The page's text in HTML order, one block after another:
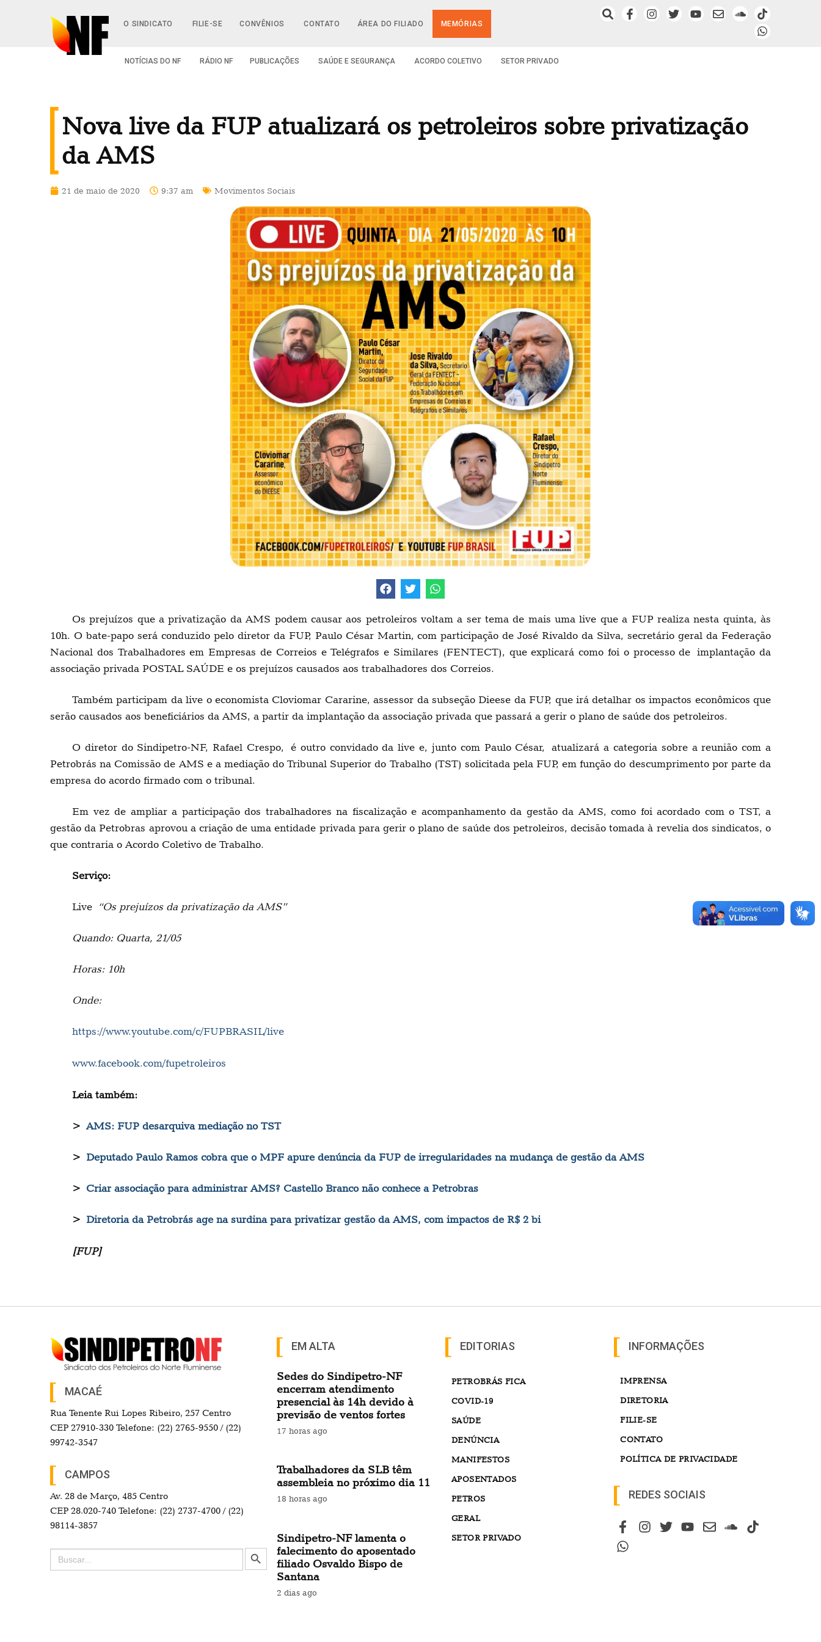
O SINDICATO FILIE-SE CONVÊNIOS CONTATO ÁREA DO FILIADO MEMÓRIAS
NOTÍCIAS DO NF RÁDIO NF PUBLICAÇÕES SAÚDE E SEGURANÇA ACORDO COLETIVO SETOR PRIVADO
Nova live da FUP atualizará os petroleiros sobre privatização
da AMS
21 de maio de 2020 9:37 am Movimentos Sociais
Os prejuízos que a privatização da AMS podem causar aos petroleiros voltam a ser tema de mais uma live que a FUP realiza nesta quinta, às
10h. O bate-papo será conduzido pelo diretor da FUP, Paulo César Martin, com participação de José Rivaldo da Silva, secretário geral da Federação
Nacional dos Trabalhadores em Empresas de Correios e Telégrafos e Similares (FENTECT), que explicará como foi o processo de implantação da
associação privada POSTAL SAÚDE e os prejuízos causados aos trabalhadores dos Correios.
Também participam da live o economista Cloviomar Cararine, assessor da subseção Dieese da FUP, que irá detalhar os impactos econômicos que
serão causados aos beneficiários da AMS, a partir da implantação da associação privada que passará a gerir o plano de saúde dos petroleiros.
O diretor do Sindipetro-NF, Rafael Crespo, é outro convidado da live e, junto com Paulo César, atualizará a categoria sobre a reunião com a
Petrobrás na Comissão de AMS e a mediação do Tribunal Superior do Trabalho (TST) solicitada pela FUP, em função do descumprimento por parte da
empresa do acordo firmado com o tribunal.
Em vez de ampliar a participação dos trabalhadores na fiscalização e acompanhamento da gestão da AMS, como foi acordado com o TST, a
gestão da Petrobras aprovou a criação de uma entidade privada para gerir o plano de saúde dos petroleiros, decisão tomada à revelia dos sindicatos, o
que contraria o Acordo Coletivo de Trabalho.
Serviço:
Live “Os prejuízos da privatização da AMS”
Quando: Quarta, 21/05
Horas: 10h
Onde:
https://www.youtube.com/c/FUPBRASIL/live
www.facebook.com/fupetroleiros
Leia também:
>AMS: FUP desarquiva mediação no TST
> Deputado Paulo Ramos cobra que o MPF apure denúncia da FUP de irregularidades na mudança de gestão da AMS
> Criar associação para administrar AMS? Castello Branco não conhece a Petrobras
> Diretoria da Petrobrás age na surdina para privatizar gestão da AMS, com impactos de R$ 2 bi
[FUP]
MACAÉ
Rua Tenente Rui Lopes Ribeiro, 257 Centro
CEP 27910-330 Telefone: (22) 2765-9550 / (22)
99742-3547
CAMPOS
Av. 28 de Março, 485 Centro
CEP 28.020-740 Telefone: (22) 2737-4700 / (22)
98114-3857
Search
for:
Search Button
EM ALTA
Sedes do Sindipetro-NF
encerram atendimento
presencial às 14h devido à
previsão de ventos fortes
17 horas ago
Trabalhadores da SLB têm
assembleia no próximo dia 11
18 horas ago
Sindipetro-NF lamenta o
falecimento do aposentado
filiado Osvaldo Bispo de
Santana
2 dias ago
EDITORIAS
PETROBRÁS FICA
COVID-19
SAÚDE
DENÚNCIA
MANIFESTOS
APOSENTADOS
PETROS
GERAL
SETOR PRIVADO
INFORMAÇÕES
IMPRENSA
DIRETORIA
FILIE-SE
CONTATO
POLÍTICA DE PRIVACIDADE
REDES SOCIAIS